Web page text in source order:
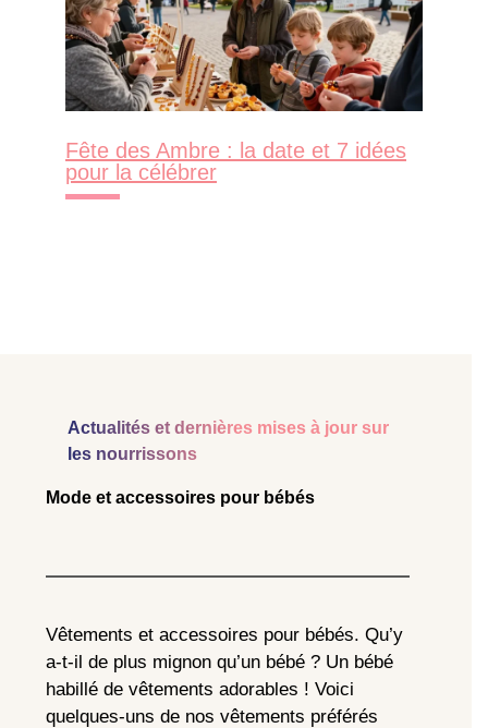
Fête des Ambre : la date et 7 idées
pour la célébrer
Actualités et dernières mises à jour sur
les nourrissons
Mode et accessoires pour bébés
Vêtements et accessoires pour bébés. Qu’y
a-t-il de plus mignon qu’un bébé ? Un bébé
habillé de vêtements adorables ! Voici
quelques-uns de nos vêtements préférés